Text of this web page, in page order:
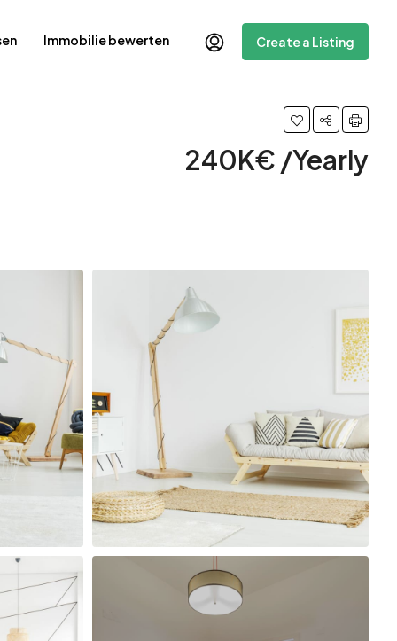
Immobilie bewerten Create a Listing
240K€ /Yearly